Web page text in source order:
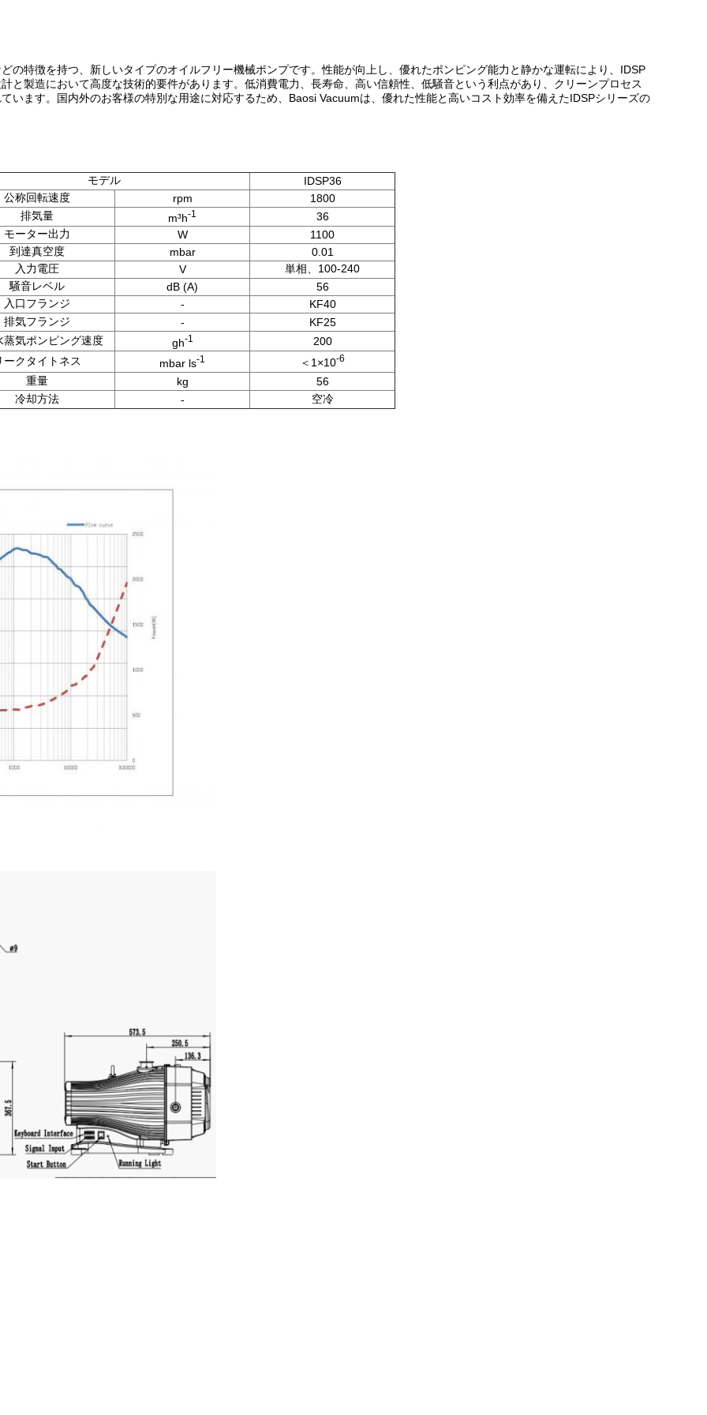
の特徴を持つ、新しいタイプのオイルフリー機械ポンプです。性能が向上し、優れたポンピング能力と静かな運転により、IDSP
と製造において高度な技術的要件があります。低消費電力、長寿命、高い信頼性、低騒音という利点があり、クリーンプロセス
います。国内外のお客様の特別な用途に対応するため、Baosi Vacuumは、優れた性能と高いコスト効率を備えたIDSPシリーズの
モデル
IDSP36
公称回転速度
rpm
1800
排気量
m³h-1
36
モーター出力
W
1100
到達真空度
mbar
0.01
入力電圧
V
単相、100-240
騒音レベル
dB (A)
56
入口フランジ
-
KF40
排気フランジ
-
KF25
蒸気ポンピング速度
gh-1
200
ークタイトネス
mbar ls-1 ＜1×10-6
重量 kg
56
冷却方法
- 空冷